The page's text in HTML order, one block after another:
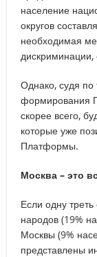
население
округов
необходимая
Однако, судя по
формирования
скорее всего,
которые уже
Платформы.
Москва – это
Если одну
народов (19%
Москвы (9%
представлены